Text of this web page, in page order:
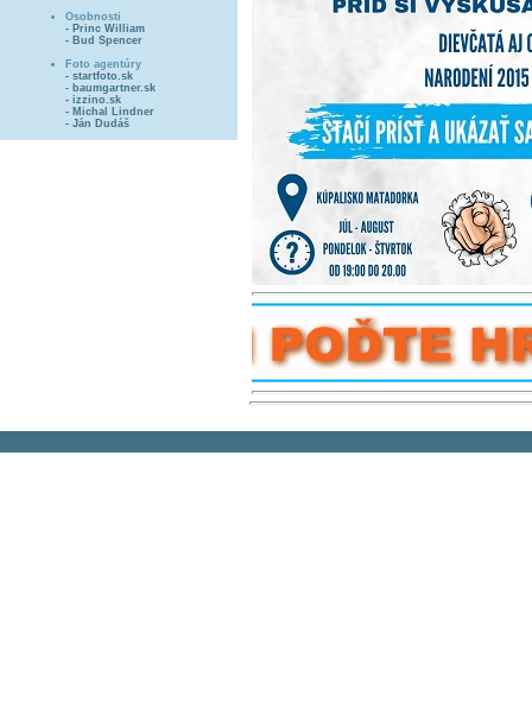
Osobnosti
- Princ William
- Bud Spencer
Foto agentúry
- startfoto.sk
- baumgartner.sk
- izzino.sk
- Michal Lindner
- Ján Dudáš